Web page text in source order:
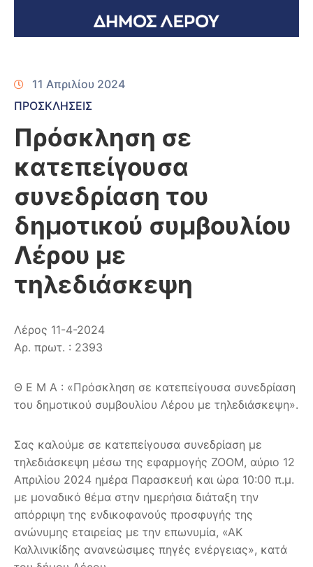
11 Απριλίου 2024
ΠΡΟΣΚΛΗΣΕΙΣ
Πρόσκληση σε
κατεπείγουσα
συνεδρίαση του
δημοτικού συμβουλίου
Λέρου με
τηλεδιάσκεψη
Λέρος 11-4-2024
Αρ. πρωτ. : 2393
Θ Ε Μ Α : «Πρόσκληση σε κατεπείγουσα συνεδρίαση
του δημοτικού συμβουλίου Λέρου με τηλεδιάσκεψη».
Σας καλούμε σε κατεπείγουσα συνεδρίαση με
τηλεδιάσκεψη μέσω της εφαρμογής ZOOM, αύριο 12
Απριλίου 2024 ημέρα Παρασκευή και ώρα 10:00 π.μ.
με μοναδικό θέμα στην ημερήσια διάταξη την
απόρριψη της ενδικοφανούς προσφυγής της
ανώνυμης εταιρείας με την επωνυμία, «ΑΚ
Καλλινικίδης ανανεώσιμες πηγές ενέργειας», κατά